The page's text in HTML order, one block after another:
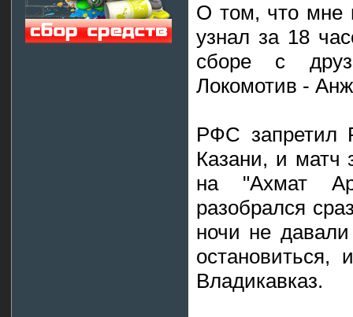
О том, что мне
узнал за 18
сборе с
Локомотив -
РФС запретил
Казани, и матч
на "Ахмат
разобрался
ночи не давали
остановиться,
Владикавказ.